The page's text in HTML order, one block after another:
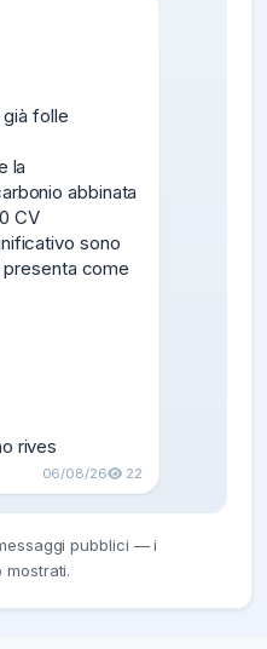
già folle
la
abbinata
CV
sono
come
rives
06/08/26 22
pubblici — i
mostrati.